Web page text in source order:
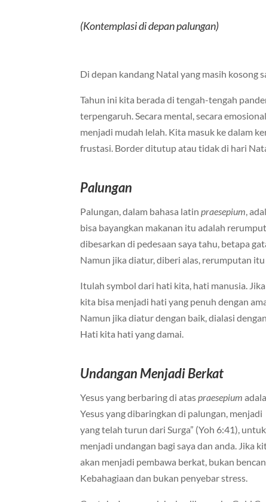
(Kontemplasi di depan palungan)
Di depan kandang Natal yang masih kosong
Tahun ini kita berada di tengah-tengah
terpengaruh. Secara mental, secara
menjadi mudah lelah. Kita masuk ke dalam
frustasi. Border ditutup atau tidak di hari
Palungan
Palungan, dalam bahasa latinpraesepium,
bisa bayangkan makanan itu adalah
dibesarkan di pedesaan saya tahu, betapa
Namun jika diatur, diberi alas, rerumputan
Itulah symbol dari hati kita, hati manusia.
kita bisa menjadi hati yang penuh dengan
Namun jika diatur dengan baik, dialasi
Hati kita hati yang damai.
Undangan Menjadi Berkat
Yesus yang berbaring di ataspraesepium
Yesus yang dibaringkan di palungan,
yang telah turun dari Surga” (Yoh 6:41),
menjadi undangan bagi saya dan anda. Jika
akan menjadi pembawa berkat, bukan
Kebahagiaan dan bukan penyebar stress.